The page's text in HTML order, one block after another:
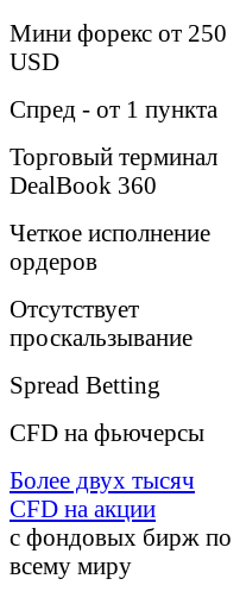
Мини форекс от 250
USD
Спред - от 1 пункта
Торговый терминал
DealBook 360
Четкое исполнение
ордеров
Отсутствует
проскальзывание
Spreаd Betting
CFD на фьючерсы
Более двух тысяч
CFD на акции
с фондовых бирж по
всему миру